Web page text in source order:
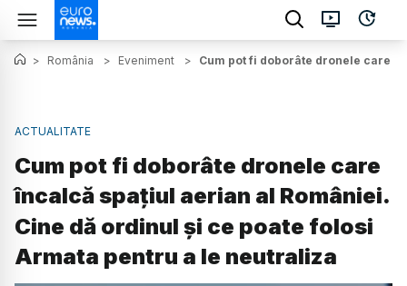
> România > Eveniment > Cum pot fi doborâte dronele care
ACTUALITATE
Cum pot fi doborâte dronele care
încalcă spațiul aerian al României.
Cine dă ordinul și ce poate folosi
Armata pentru a le neutraliza